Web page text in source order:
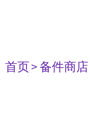
首页> 备件商店